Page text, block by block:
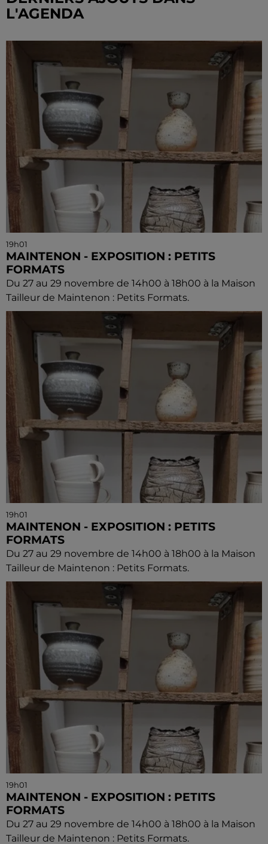
L'AGENDA
19h01
MAINTENON - EXPOSITION : PETITS
FORMATS
Du 27 au 29 novembre de 14h00 à 18h00 à la Maison
Tailleur de Maintenon : Petits Formats.
19h01
MAINTENON - EXPOSITION : PETITS
FORMATS
Du 27 au 29 novembre de 14h00 à 18h00 à la Maison
Tailleur de Maintenon : Petits Formats.
19h01
MAINTENON - EXPOSITION : PETITS
FORMATS
Du 27 au 29 novembre de 14h00 à 18h00 à la Maison
Tailleur de Maintenon : Petits Formats.